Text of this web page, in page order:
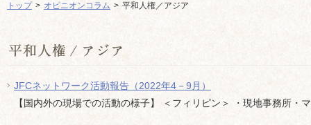
トップ オピニオンコラム 平和人権／アジア
JFCネットワーク活動報告（2022年4－9月）
【国内外の現場での活動の様子】 ＜フィリピン＞ ・現地事務所・